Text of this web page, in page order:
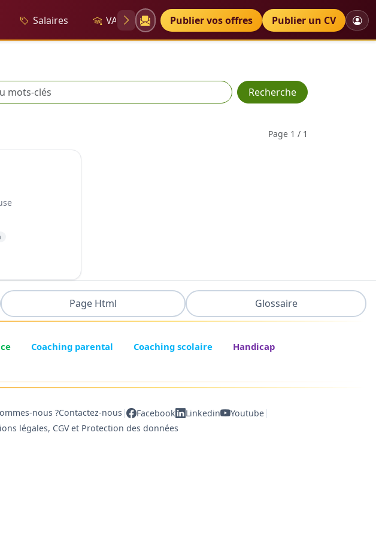
Salaires VAE Diplômes Petites annonces
Publier vos offres Publier un CV
Recherche
Page 1 / 1
Page Html Glossaire
Coaching parental Coaching scolaire
Handicap
nous ?Contactez-nous | Facebook Linkedin Youtube|
légales, CGV et Protection des données